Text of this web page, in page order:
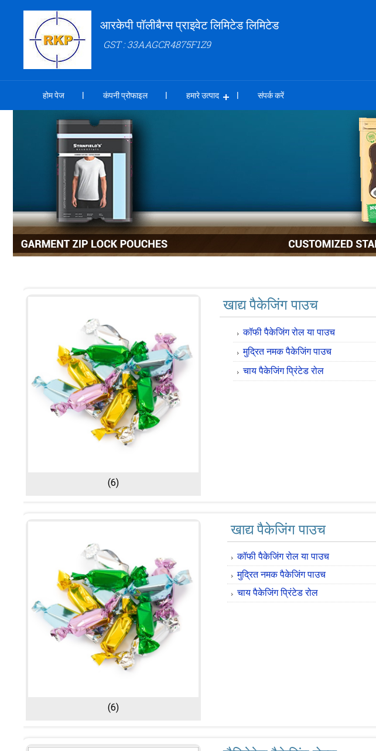
आरकेपी पॉलीबैग्स प्राइवेट लिमिटेड लिमिटेड
GST : 33AAGCR4875F1Z9
होम पेज कंपनी प्रोफाइल हमारे उत्पाद संपर्क करें
(6)
खाद्य पैकेजिंग पाउच
कॉफी पैकेजिंग रोल या पाउच
मुद्रित नमक पैकेजिंग पाउच
चाय पैकेजिंग प्रिंटेड रोल
(6)
खाद्य पैकेजिंग पाउच
कॉफी पैकेजिंग रोल या पाउच
मुद्रित नमक पैकेजिंग पाउच
चाय पैकेजिंग प्रिंटेड रोल